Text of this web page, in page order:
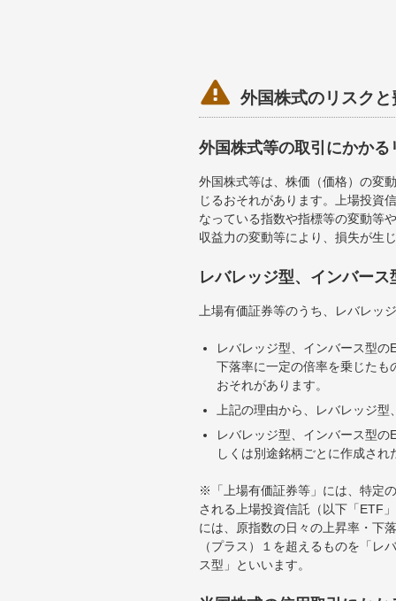
 外国株式のリスク
外国株式等の取引にかかる
外国株式等は、株価（価格）の変
じるおそれがあります。上場投資
なっている指数や指標等の変動等
収益力の変動等により、損失が生
レバレッジ型、インバー
上場有価証券等のうち、レバレ
レバレッジ型、インバース型
下落率に一定の倍率を乗じた
おそれがあります。
上記の理由から、レバレッジ
レバレッジ型、インバース型
しくは別途銘柄ごとに作成さ
※「上場有価証券等」には、特定
される上場投資信託（以下「ETF
には、原指数の日々の上昇率・下
（プラス）１を超えるものを「
ス型」といいます。